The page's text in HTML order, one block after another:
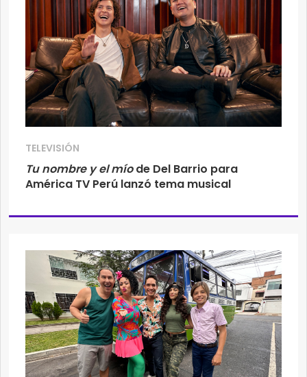
TELEVISIÓN
Tu nombre y el míode Del Barrio para
América TV Perú lanzó tema musical